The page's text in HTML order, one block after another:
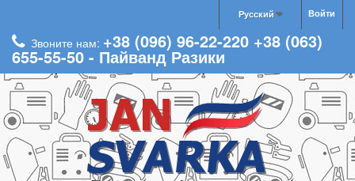
Войти
Русский
Звоните нам: +38 (096) 96-22-220 +38 (063)
655-55-50 - Пайванд Разики